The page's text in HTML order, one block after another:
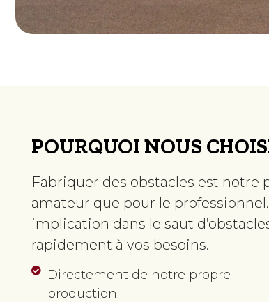
POURQUOI NOUS
Fabriquer des obstacles est notre
amateur que pour le
implication dans le saut
rapidement à vos besoins.
Directement de notre propre
production